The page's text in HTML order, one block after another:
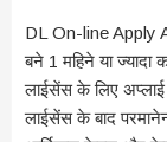
DL On-line Apply
बने 1 महिने या
लाईसेंस के लिए अप्लाई
लाईसेंस के बाद